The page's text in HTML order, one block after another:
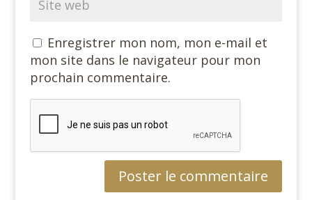
Enregistrer mon nom, mon e-mail et
mon site dans le navigateur pour mon
prochain commentaire.